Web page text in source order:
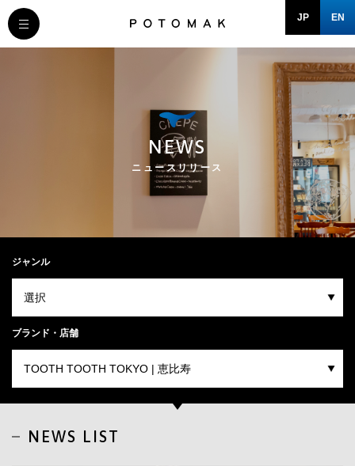
JP EN
MESSAGE
BRAND/SHOP
DOMAIN
NEWS
ニュースリリース
ジャンル
ブランド・店舗
NEWS LIST